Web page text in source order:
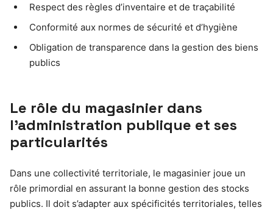
Respect des règles d’inventaire et de traçabilité
Conformité aux normes de sécurité et d’hygiène
Obligation de transparence dans la gestion des biens
publics
Le rôle du magasinier dans
l’administration publique et ses
particularités
Dans une collectivité territoriale, le magasinier joue un
rôle primordial en assurant la bonne gestion des stocks
publics. Il doit s’adapter aux spécificités territoriales, telles